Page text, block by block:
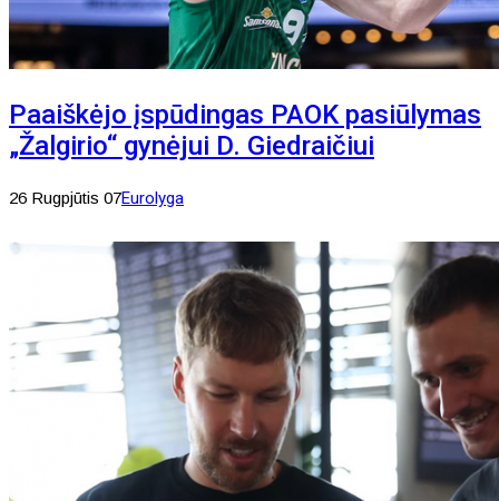
Paaiškėjo įspūdingas PAOK pasiūlymas
„Žalgirio“ gynėjui D. Giedraičiui
26 Rugpjūtis 07Eurolyga